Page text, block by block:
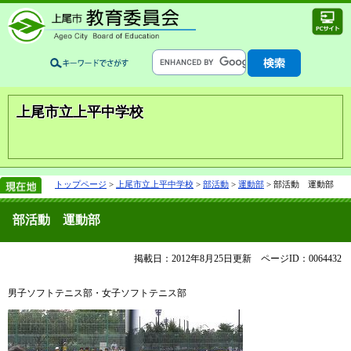
上尾市立上平中学校
トップページ > 上尾市立上平中学校 > 部活動 > 運動部 > 部活動 運動部
部活動 運動部
掲載日：2012年8月25日更新 ページID：0064432
男子ソフトテニス部・女子ソフトテニス部